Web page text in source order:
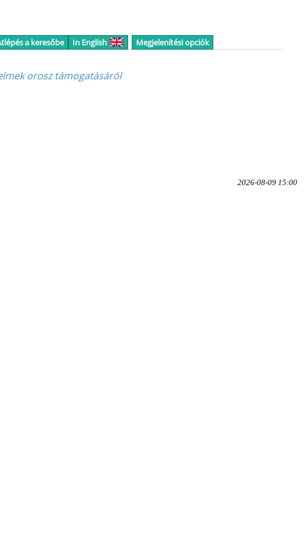
a keresőbe In English Megjelenítési opciók
orosz támogatásáról
2026-08-09 15:00